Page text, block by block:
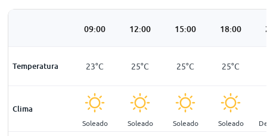
09:00 12:00 15:00 18:00
Temperatura
C 22°C 23°C 25°C 25°C 25°C
Clima
Soleado Soleado Soleado Soleado